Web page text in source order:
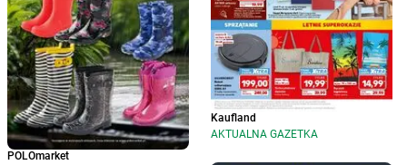
POLOmarket
Kaufland
AKTUALNA GAZETKA